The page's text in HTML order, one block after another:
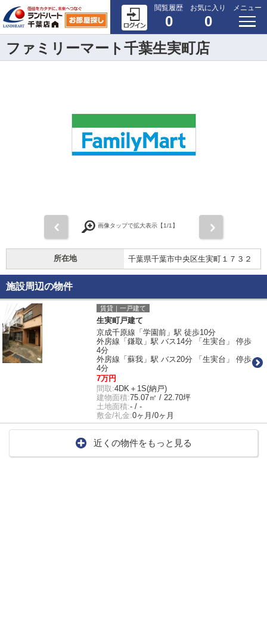
閲覧履歴
0
お気に入り
0
メニュー
ファミリーマート千葉生実町店
画像タップで拡大表示【1/1】
所在地 千葉県千葉市中央区生実町１７３２
施設周辺の物件
賃貸｜一戸建て
生実町戸建て
京成千原線「学園前」駅 徒歩10分
外房線「鎌取」駅 バス14分 「生実台」 停歩
4分
外房線「蘇我」駅 バス20分 「生実台」 停歩
4分
7万円
間取:4DK＋1S(納戸)
建物面積:75.07㎡ / 22.70坪
土地面積:- / -
敷金/礼金:0ヶ月/0ヶ月
近くの物件をもっと見る